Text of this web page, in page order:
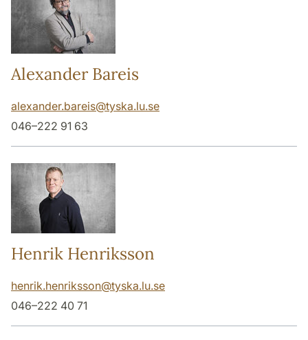
Alexander Bareis
alexander.bareis@tyska.lu.se
046–222 91 63
Henrik Henriksson
henrik.henriksson@tyska.lu.se
046–222 40 71